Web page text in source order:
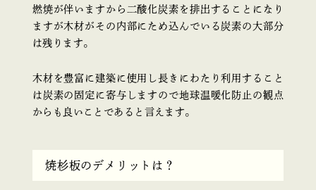
燃焼が伴いますから二酸化炭素を排出することになり
ますが木材がその内部にため込んでいる炭素の大部分
は残ります。
木材を豊富に建築に使用し長きにわたり利用すること
は炭素の固定に寄与しますので地球温暖化防止の観点
からも良いことであると言えます。
焼杉板のデメリットは？